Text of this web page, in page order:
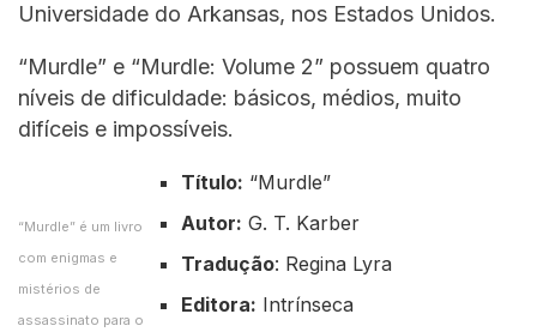
Universidade do Arkansas, nos Estados Unidos.
“Murdle” e “Murdle: Volume 2” possuem quatro
níveis de dificuldade: básicos, médios, muito
difíceis e impossíveis.
“Murdle” é um livro
com enigmas e
mistérios de
assassinato para o
Título: “Murdle”
Autor: G. T. Karber
Tradução: Regina Lyra
Editora: Intrínseca